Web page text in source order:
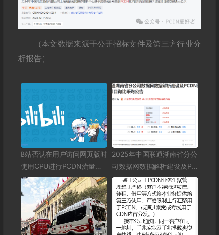
（本文数据来源于公开招标文件及第三方行业分
析报告）
B站否认在用户访问网页版时
使用CPU进行PCDN流量分
发 相关说法纯属猜测
2025年中国联通湖南省分公
司数据网数据解析建设及PC
DN违规业务精准识别系统建
设项目